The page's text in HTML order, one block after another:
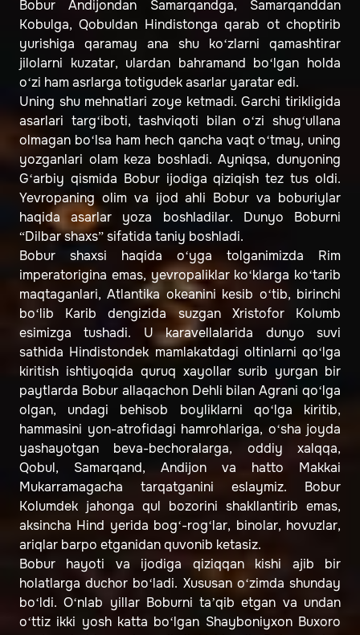
Bobur Andijondan Samarqandga, Samarqanddan
Kobulga, Qobuldan Hindistonga qarab ot choptirib
yurishiga qaramay ana shu ko‘zlarni qamashtirar
jilolarni kuzatar, ulardan bahramand bo‘lgan holda
o‘zi ham asrlarga totigudek asarlar yaratar edi.
Uning shu mehnatlari zoye ketmadi. Garchi tirikligida
asarlari targ‘iboti, tashviqoti bilan o‘zi shug‘ullana
olmagan bo‘lsa ham hech qancha vaqt o‘tmay, uning
yozganlari olam keza boshladi. Ayniqsa, dunyoning
G‘arbiy qismida Bobur ijodiga qiziqish tez tus oldi.
Yevropaning olim va ijod ahli Bobur va boburiylar
haqida asarlar yoza boshladilar. Dunyo Boburni
“Dilbar shaxs” sifatida taniy boshladi.
Bobur shaxsi haqida o‘yga tolganimizda Rim
imperatorigina emas, yevropaliklar ko‘klarga ko‘tarib
maqtaganlari, Atlantika okeanini kesib o‘tib, birinchi
bo‘lib Karib dengizida suzgan Xristofor Kolumb
esimizga tushadi. U karavellalarida dunyo suvi
sathida Hindistondek mamlakatdagi oltinlarni qo‘lga
kiritish ishtiyoqida quruq xayollar surib yurgan bir
paytlarda Bobur allaqachon Dehli bilan Agrani qo‘lga
olgan, undagi behisob boyliklarni qo‘lga kiritib,
hammasini yon-atrofidagi hamrohlariga, o‘sha joyda
yashayotgan beva-bechoralarga, oddiy xalqqa,
Qobul, Samarqand, Andijon va hatto Makkai
Mukarramagacha tarqatganini eslaymiz. Bobur
Kolumdek jahonga qul bozorini shakllantirib emas,
aksincha Hind yerida bog‘-rog‘lar, binolar, hovuzlar,
ariqlar barpo etganidan quvonib ketasiz.
Bobur hayoti va ijodiga qiziqqan kishi ajib bir
holatlarga duchor bo‘ladi. Xususan o‘zimda shunday
bo‘ldi. O‘nlab yillar Boburni taʼqib etgan va undan
o‘ttiz ikki yosh katta bo‘lgan Shayboniyxon Buxoro